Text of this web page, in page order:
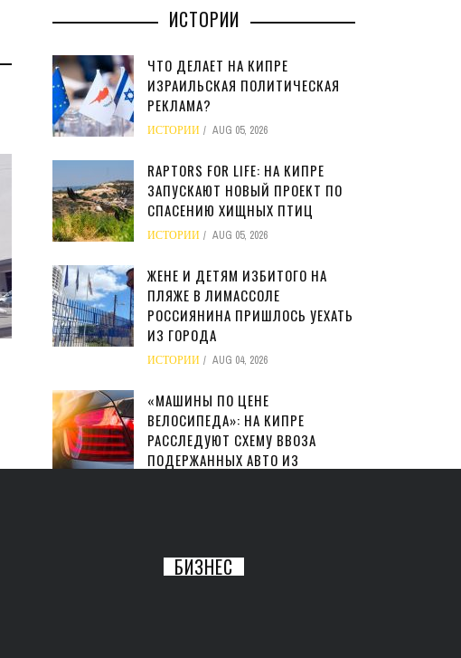
ИСТОРИИ
ЧТО ДЕЛАЕТ НА КИПРЕ
ИЗРАИЛЬСКАЯ ПОЛИТИЧЕСКАЯ
РЕКЛАМА?
ИСТОРИИ AUG 05, 2026
RAPTORS FOR LIFE: НА КИПРЕ
ЗАПУСКАЮТ НОВЫЙ ПРОЕКТ ПО
СПАСЕНИЮ ХИЩНЫХ ПТИЦ
ИСТОРИИ AUG 05, 2026
ЖЕНЕ И ДЕТЯМ ИЗБИТОГО НА
ПЛЯЖЕ В ЛИМАССОЛЕ
РОССИЯНИНА ПРИШЛОСЬ УЕХАТЬ
ИЗ ГОРОДА
ИСТОРИИ AUG 04, 2026
«МАШИНЫ ПО ЦЕНЕ
ВЕЛОСИПЕДА»: НА КИПРЕ
РАССЛЕДУЮТ СХЕМУ ВВОЗА
ПОДЕРЖАННЫХ АВТО ИЗ
БИЗНЕС